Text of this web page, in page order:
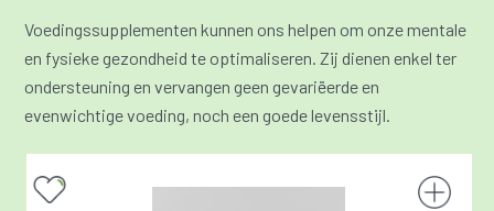
Voedingssupplementen kunnen ons helpen om onze mentale
en fysieke gezondheid te optimaliseren. Zij dienen enkel ter
ondersteuning en vervangen geen gevariëerde en
evenwichtige voeding, noch een goede levensstijl.